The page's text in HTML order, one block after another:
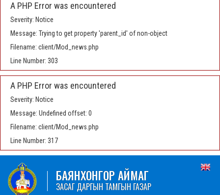
A PHP Error was encountered
Severity: Notice
Message: Trying to get property 'parent_id' of non-object
Filename: client/Mod_news.php
Line Number: 303
A PHP Error was encountered
Severity: Notice
Message: Undefined offset: 0
Filename: client/Mod_news.php
Line Number: 317
БАЯНХОНГОР АЙМАГ
ЗАСАГ ДАРГЫН ТАМГЫН ГАЗАР